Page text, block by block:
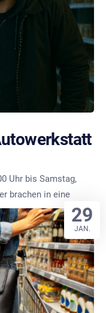
Uhr bis Samstag,
brachen in eine
29
JAN.